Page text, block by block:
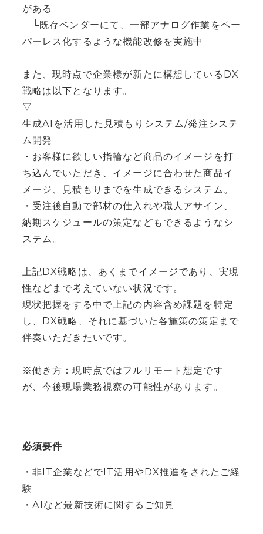
がある
└既存ベンダーにて、一部アナログ作業をペー
パーレス化するような機能改修を実施中
また、現時点で企業様が新たに構想しているDX
戦略は以下となります。
▽
生成AIを活用した見積もりシステム/発注システ
ム開発
・お客様に欲しい指輪など商品のイメージを打
ち込んでいただき、イメージに合わせた商品イ
メージ、見積もりまでを生成できるシステム。
・受注後自動で部材の仕入れや職人アサイン、
納期スケジュールの策定などもできるようなシ
ステム。
上記DX戦略は、あくまでイメージであり、実現
性などまで考えていない状況です。
現状把握をする中で上記の内容含め課題を特定
し、DX戦略、それに基づいた各施策の策定まで
伴奏いただきたいです。
※働き方：現時点ではフルリモート想定です
が、今後現場業務視察の可能性があります。
必須要件
・非IT企業などでIT活用やDX推進をされたご経
験
・AIなど最新技術に関するご知見